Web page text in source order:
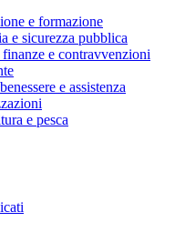
e formazione
e sicurezza pubblica
e contravvenzioni
e assistenza
e pesca